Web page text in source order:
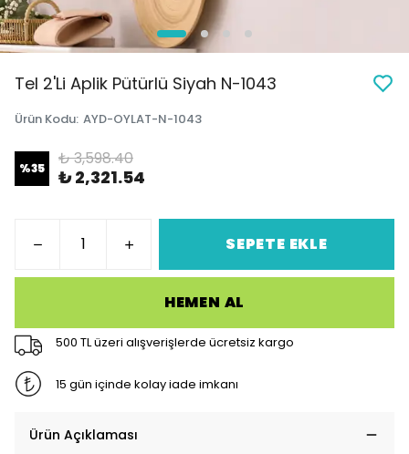
Tel 2'Li Aplik Pütürlü Siyah N-1043
Ürün Kodu: AYD-OYLAT-N-1043
%35 ₺ 3,598.40
₺ 2,321.54
SEPETE EKLE
HEMEN AL
500 TL üzeri alışverişlerde ücretsiz kargo
15 gün içinde kolay iade imkanı
Ürün Açıklaması